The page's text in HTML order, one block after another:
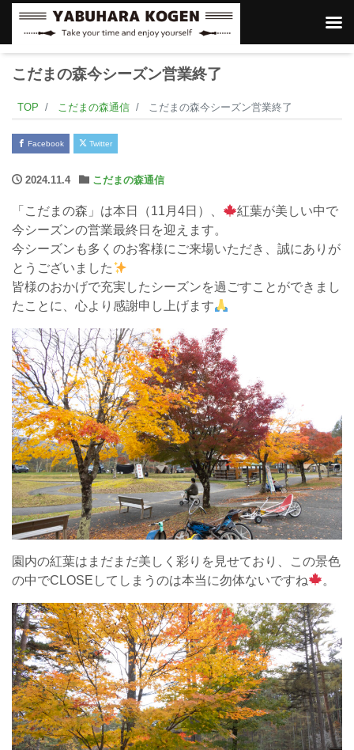
こだまの森今シーズン営業終了
TOP こだまの森通信 こだまの森今シーズン営業終了
Facebook Twitter
2024.11.4 こだまの森通信
「こだまの森」は本日（11月4日）、
紅葉が美しい中で
今シーズンの営業最終日を迎えます。
今シーズンも多くのお客様にご来場いただき、誠にありが
とうございました
皆様のおかげで充実したシーズンを過ごすことができまし
たことに、心より感謝申し上げます
園内の紅葉はまだまだ美しく彩りを見せており、この景色
の中でCLOSEしてしまうのは本当に勿体ないですね
。